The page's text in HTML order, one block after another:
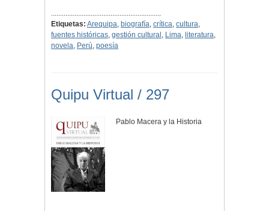
.............................................................
Etiquetas: Arequipa, biografía, crítica, cultura,
fuentes históricas, gestión cultural , Lima, literatura,
novela, Perú, poesía
Quipu Virtual / 297
Pablo Macera y la Historia